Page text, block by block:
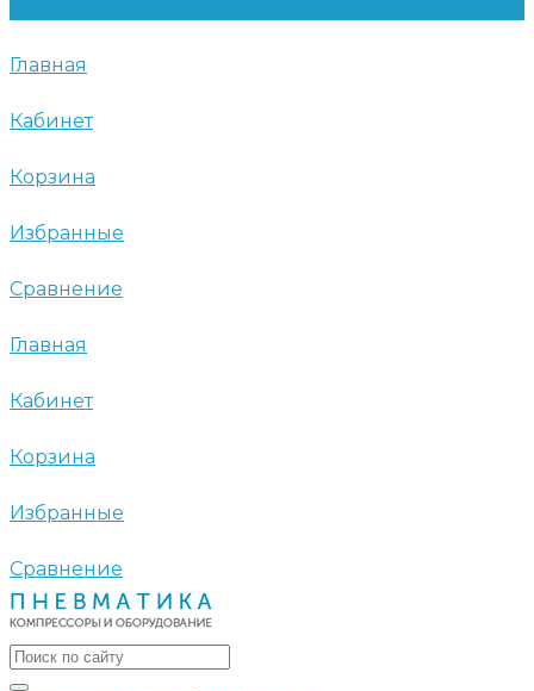
Главная
Кабинет
Корзина
Избранные
Сравнение
Главная
Кабинет
Корзина
Избранные
Сравнение